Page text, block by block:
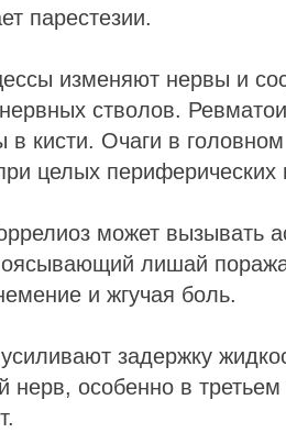
парестезии.
изменяют нервы и
стволов.
в кисти. Очаги в
целых периферических
может вызывать
лишай
и жгучая боль.
задержку
нерв, особенно в третьем